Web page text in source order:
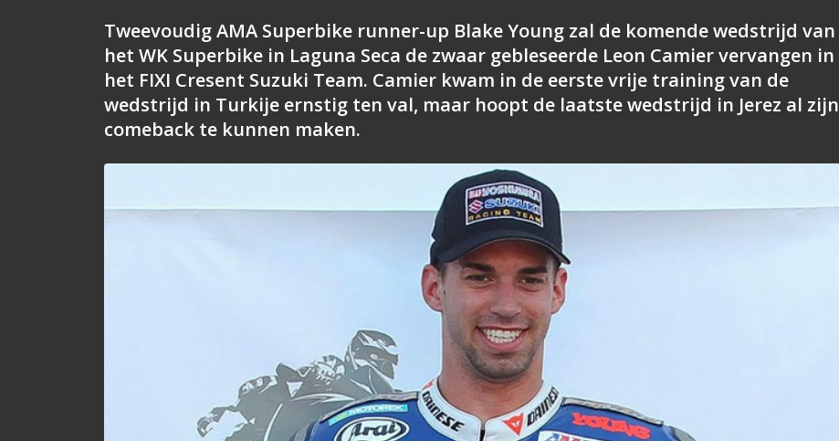
Tweevoudig AMA Superbike runner-up Blake Young zal de komende wedstrijd van
het WK Superbike in Laguna Seca de zwaar gebleseerde Leon Camier vervangen in
het FIXI Cresent Suzuki Team. Camier kwam in de eerste vrije training van de
wedstrijd in Turkije ernstig ten val, maar hoopt de laatste wedstrijd in Jerez al zijn
comeback te kunnen maken.